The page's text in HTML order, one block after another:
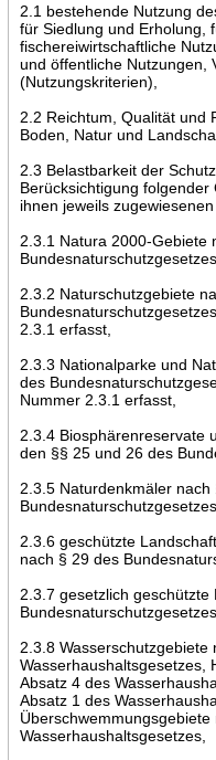
2.1 bestehende Nutzung
für Siedlung und Erholung,
fischereiwirtschaftliche
und öffentliche Nutzungen,
(Nutzungskriterien),
2.2 Reichtum, Qualität und
Boden, Natur und
2.3 Belastbarkeit der
Berücksichtigung
ihnen jeweils
2.3.1 Natura 2000-Gebiete
Bundesnaturschutzgesetzes,
2.3.2 Naturschutzgebiete
2.3.1 erfasst,
2.3.3 Nationalparke und
des
Nummer 2.3.1 erfasst,
2.3.4 Biosphärenreservate
den §§ 25 und 26 des
2.3.5 Naturdenkmäler nach
Bundesnaturschutzgesetzes,
2.3.6 geschützte
nach § 29 des
2.3.7 gesetzlich
Bundesnaturschutzgesetzes,
2.3.8 Wasserschutzgebiete
Wasserhaushaltsgesetzes,
Absatz 4 des
Absatz 1 des
Überschwemmungsgebiete
Wasserhaushaltsgesetzes,